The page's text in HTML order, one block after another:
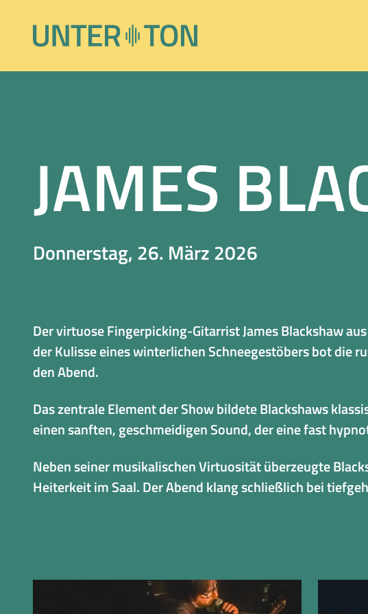
JAMES
Donnerstag, 26. März 2026
Der virtuose Fingerpicking-Gitarrist James Blackshaw
der Kulisse eines winterlichen Schneegestöbers bot die
den Abend.
Das zentrale Element der Show bildete Blackshaws
einen sanften, geschmeidigen Sound, der eine fast
Neben seiner musikalischen Virtuosität überzeugte
Heiterkeit im Saal. Der Abend klang schließlich bei